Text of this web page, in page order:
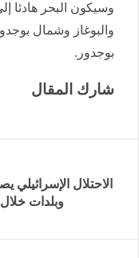
وسيكون البحر هادئا
والبوغاز وشمال
بوجدور.
شارك المقال
وبلدات